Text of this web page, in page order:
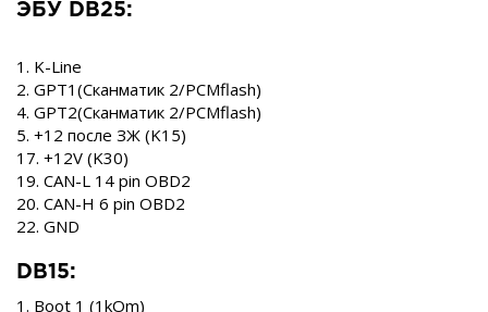
ЭБУ DB25:
1. K-Line
2. GPT1(Сканматик 2/PCMflash)
4. GPT2(Сканматик 2/PCMflash)
5. +12 после ЗЖ (K15)
17. +12V (K30)
19. CAN-L 14 pin OBD2
20. CAN-H 6 pin OBD2
22. GND
DB15:
1. Boot 1 (1kOm)